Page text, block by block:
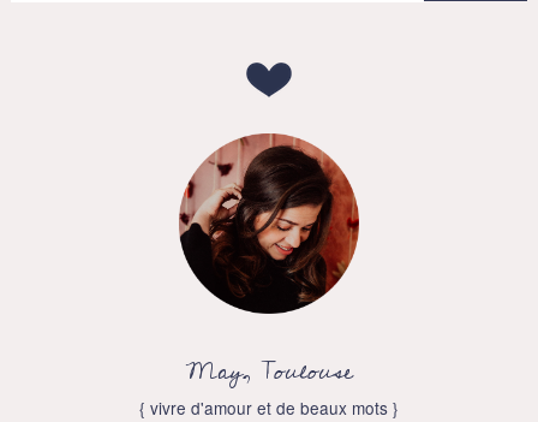
May, Toulouse
{ vivre d'amour et de beaux mots }